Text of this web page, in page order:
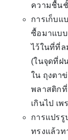
ความชื้น
การเก็บ
ซื้อมาแบบ
ไว้ในที่ที่ล
(ในจุดที่ฝ
ใน ถุงตา
พลาสติก
เกินไป เ
การแปรรู
ทรงแล้ว